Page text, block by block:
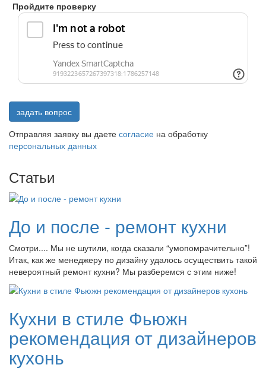
Пройдите проверку
задать вопрос
Отправляя заявку вы даете согласие на обработку
персональных данных
Статьи
До и после - ремонт кухни
Смотри.... Мы не шутили, когда сказали “умопомрачительно”!
Итак, как же менеджеру по дизайну удалось осуществить такой
невероятный ремонт кухни? Мы разберемся с этим ниже!
Кухни в стиле Фьюжн
рекомендация от дизайнеров
кухонь